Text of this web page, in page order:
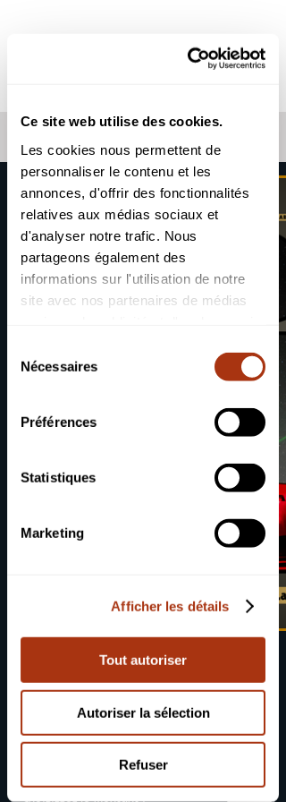
Ce site web utilise des cookies.
Les cookies nous permettent de
personnaliser le contenu et les
annonces, d'offrir des fonctionnalités
relatives aux médias sociaux et
d'analyser notre trafic. Nous
partageons également des
informations sur l'utilisation de notre
site avec nos partenaires de médias
d'autres informations que vous leur
avez fournies ou qu'ils ont collectées
services.
Nécessaires
Préférences
Statistiques
Marketing
Afficher les détails
Tout autoriser
Autoriser la sélection
Refuser
ME
Carte Cadeau
Astronomique
15 €